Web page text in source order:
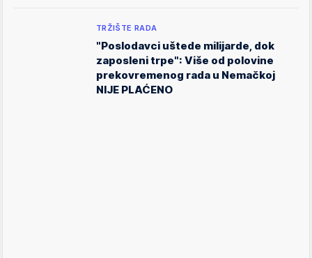
TRŽIŠTE RADA
"Poslodavci uštede milijarde, dok
zaposleni trpe": Više od polovine
prekovremenog rada u Nemačkoj
NIJE PLAĆENO